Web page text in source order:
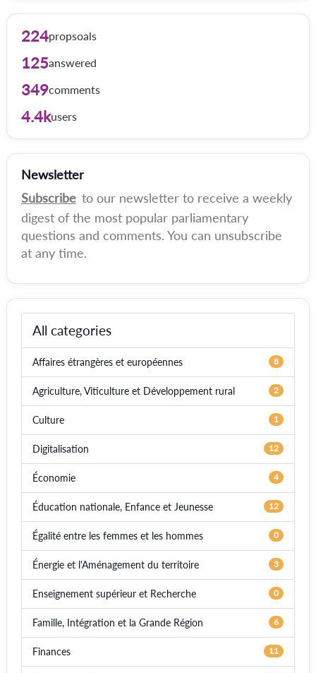
224propsoals
125answered
349comments
4.4kusers
Newsletter
Subscribe to our newsletter to receive a weekly
digest of the most popular parliamentary
questions and comments. You can unsubscribe
at any time.
All categories
Affaires étrangères et européennes 8
Agriculture, Viticulture et Développement rural 2
Culture 1
Digitalisation 12
Économie 4
Éducation nationale, Enfance et Jeunesse 12
Égalité entre les femmes et les hommes 0
Énergie et l'Aménagement du territoire 3
Enseignement supérieur et Recherche 0
Famille, Intégration et la Grande Région 6
Finances 11